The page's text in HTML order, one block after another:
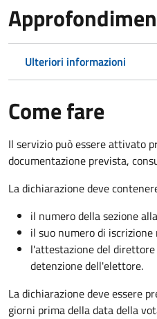
Ulteriori informazioni
Come fare
Il servizio può essere attivato
documentazione prevista,
La dichiarazione deve
il numero della sezione
il suo numero di
l'attestazione del
detenzione dell'elettore.
La dichiarazione deve essere
giorni prima della data della